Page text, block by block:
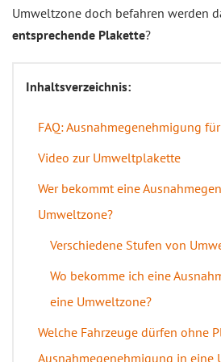
Umweltzone doch befahren werden
entsprechende Plakette?
Inhaltsverzeichnis:
FAQ: Ausnahmegenehmigung
Video zur Umweltplakette
Wer bekommt eine
Umweltzone?
Verschiedene Stufen von
Wo bekomme ich eine
eine Umweltzone?
Welche Fahrzeuge dürfen ohne
Ausnahmegenehmigung in eine